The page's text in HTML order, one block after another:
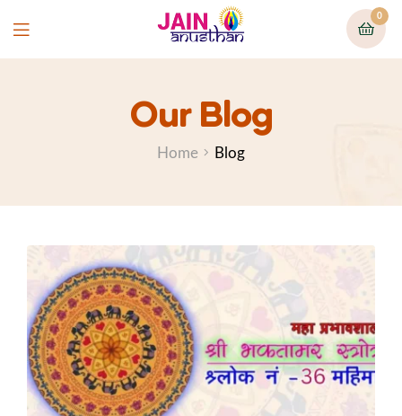
0
Our Blog
Home Blog